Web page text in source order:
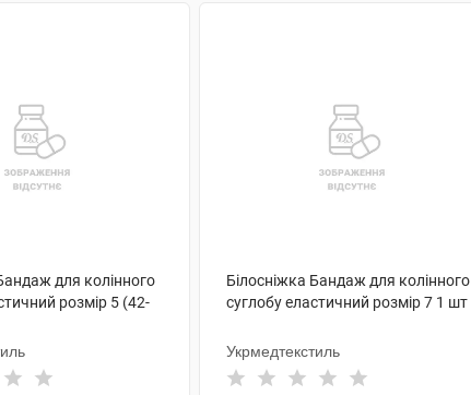
для колінного
розмір 5 (42-
Білосніжка Бандаж для колінного
суглобу еластичний розмір 7 1 шт
Укрмедтекстиль